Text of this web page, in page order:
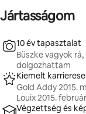
Jártasságom
10 év tapasztalat
Büszke vagyok
dolgozhattam
Kiemelt
Gold Addy 2015.
Louix 2015. február
Végzettség és